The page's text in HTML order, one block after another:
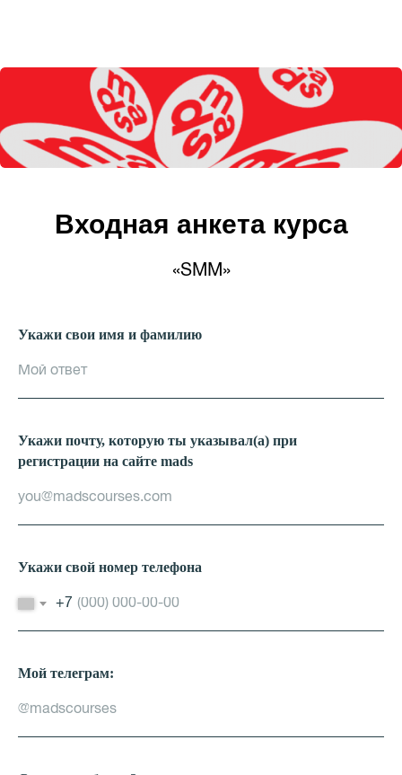
Входная анкета курса
«SMM»
Укажи свои имя и фамилию
Укажи почту, которую ты указывал(а) при
регистрации на сайте mads
Укажи свой номер телефона
+7
Мой телеграм: